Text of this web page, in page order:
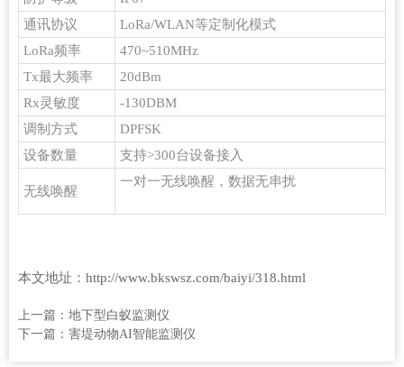
通讯协议
LoRa/WLAN等定制化模式
LoRa频率
470~510MHz
Tx最大频率
20dBm
Rx灵敏度
-130DBM
调制方式
DPFSK
设备数量
支持>300台设备接入
无线唤醒
一对一无线唤醒，数据无串扰
本文地址： http://www.bkswsz.com/baiyi/318.html
上一篇： 地下型白蚁监测仪
下一篇： 害堤动物AI智能监测仪